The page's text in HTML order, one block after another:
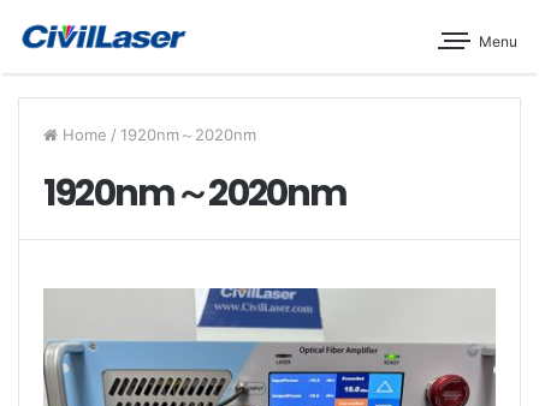
Menu
Home / 1920nm～2020nm
1920nm～2020nm